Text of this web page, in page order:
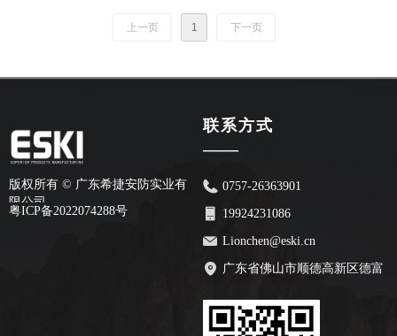
上一页 1 下一页
版权所有 © 广东希捷安防实业有
限公司
粤ICP备2022074288号
联系方式
——
0757-26363901
19924231086
Lionchen@eski.cn
广东省佛山市顺德高新区德富